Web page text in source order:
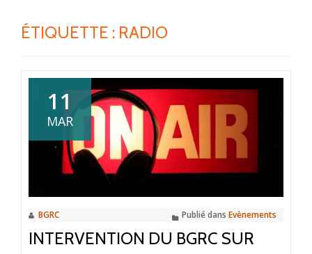
ÉTIQUETTE : RADIO
11
MAR
BGRC Publié dans Evènements
INTERVENTION DU BGRC SUR